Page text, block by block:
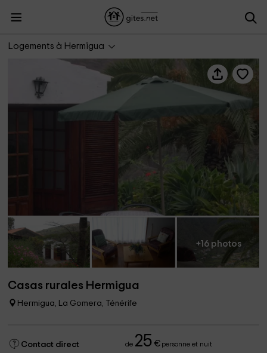
Logements à Hermigua
+16 photos
Casas rurales Hermigua
Hermigua, La Gomera, Ténérife
Contact direct de 25 €personne et nuit